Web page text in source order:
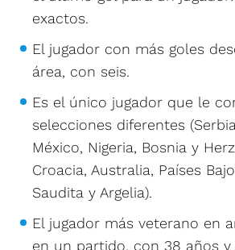
exactos.
El jugador con más goles
área, con seis.
Es el único jugador que le
selecciones diferentes
México, Nigeria, Bosnia y
Croacia, Australia, Países
Saudita y Argelia).
El jugador más veterano en
en un partido, con 38 años y